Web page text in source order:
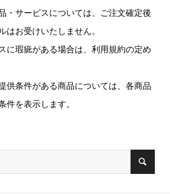
・サービスについては、ご注文確定後
はお受けいたしません。
に瑕疵がある場合は、利用規約の定め
供条件がある商品については、各商品
件を表示します。